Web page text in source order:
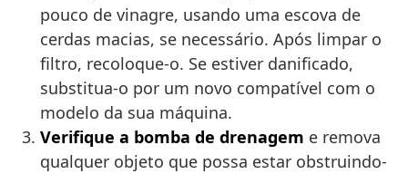
pouco de vinagre, usando uma escova de
cerdas macias, se necessário. Após limpar o
filtro, recoloque-o. Se estiver danificado,
substitua-o por um novo compatível com o
modelo da sua máquina.
Verifique a bomba de drenagem e remova
qualquer objeto que possa estar obstruindo-